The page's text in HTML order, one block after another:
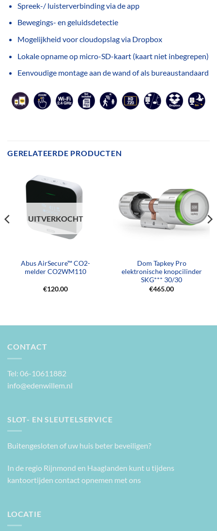
Spreek-/ luisterverbinding via de app
Bewegings- en geluidsdetectie
Mogelijkheid voor cloudopslag via Dropbox
Lokale opname op micro-SD-kaart (kaart niet inbegrepen)
Eenvoudige montage aan de wand of als bureaustandaard
GERELATEERDE PRODUCTEN
UITVERKOCHT
Abus AirSecure™ CO2-
melder CO2WM110
€120.00
Dom Tapkey Pro
elektronische knopcilinder
SKG*** 30/30
€465.00
CONTACT
Tel: 06-10611882
info@edenwillem.nl
SLOT- EN SLEUTELSERVICE
Buitengesloten of uw huis beter beveiligen?
In de regio Rijnmond en Haaglanden kunt u tijdens
kantoortijden contact opnemen met ons
LOCATIE